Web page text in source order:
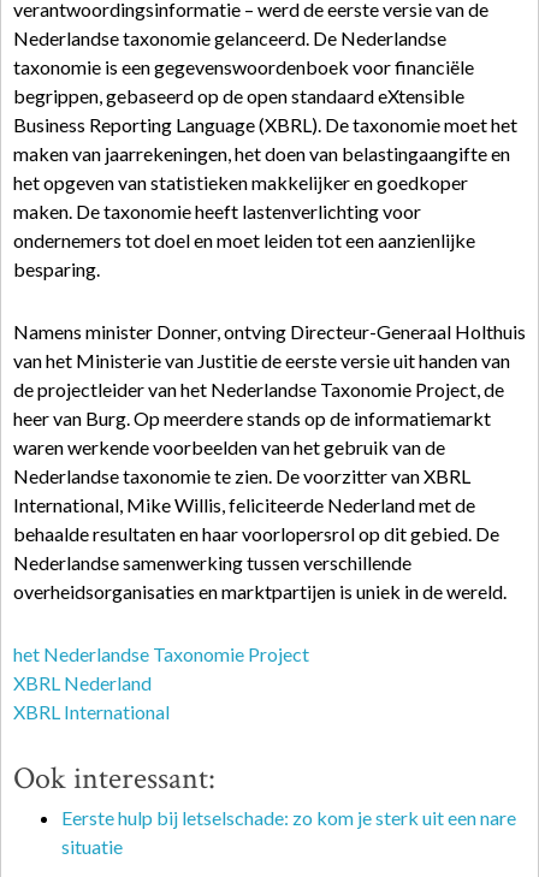
verantwoordings­informatie – werd de eerste versie van de
Nederlandse taxonomie gelanceerd. De Nederlandse
taxonomie is een gegevenswoordenboek voor financiële
begrippen, gebaseerd op de open standaard eXtensible
Business Reporting Language (XBRL). De taxonomie moet het
maken van jaarrekeningen, het doen van belastingaangifte en
het opgeven van statistieken makkelijker en goedkoper
maken. De taxonomie heeft lastenverlichting voor
ondernemers tot doel en moet leiden tot een aanzienlijke
besparing.
Namens minister Donner, ontving Directeur-Generaal Holthuis
van het Ministerie van Justitie de eerste versie uit handen van
de projectleider van het Nederlandse Taxonomie Project, de
heer van Burg. Op meerdere stands op de informatiemarkt
waren werkende voorbeelden van het gebruik van de
Nederlandse taxonomie te zien. De voorzitter van XBRL
International, Mike Willis, feliciteerde Nederland met de
behaalde resultaten en haar voorlopersrol op dit gebied. De
Nederlandse samenwerking tussen verschillende
overheidsorganisaties en marktpartijen is uniek in de wereld.
het Nederlandse Taxonomie Project
XBRL Nederland
XBRL International
Ook interessant:
Eerste hulp bij letselschade: zo kom je sterk uit een nare
situatie